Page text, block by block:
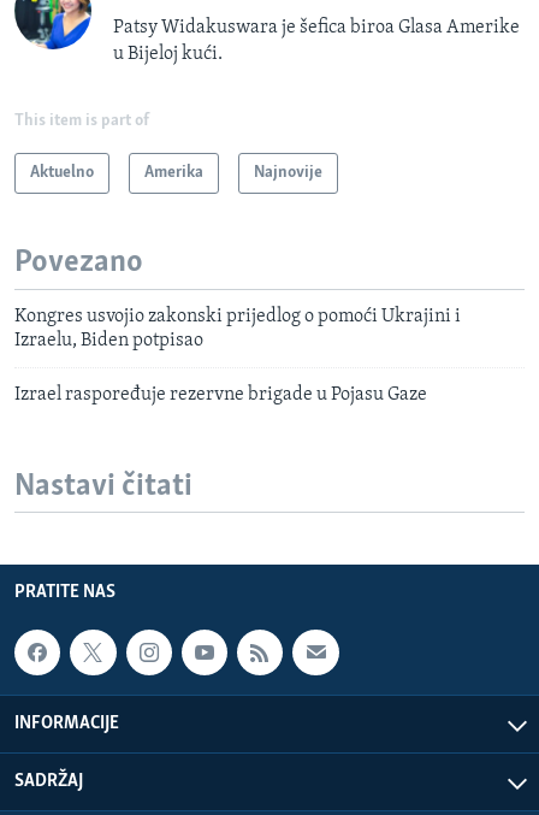
Patsy Widakuswara je šefica biroa Glasa Amerike
u Bijeloj kući.
This item is part of
Aktuelno Amerika Najnovije
Povezano
Kongres usvojio zakonski prijedlog o pomoći Ukrajini i
Izraelu, Biden potpisao
Izrael raspoređuje rezervne brigade u Pojasu Gaze
Nastavi čitati
PRATITE NAS
INFORMACIJE
SADRŽAJ